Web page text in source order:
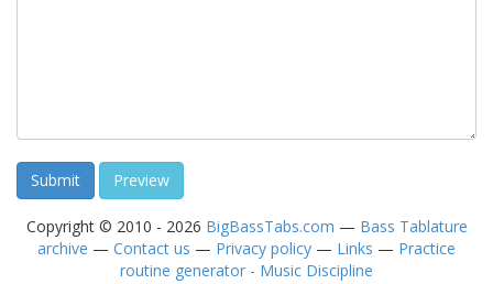
Copyright © 2010 - 2026 BigBassTabs.com — Bass Tablature
archive — Contact us — Privacy policy — Links — Practice
routine generator - Music Discipline